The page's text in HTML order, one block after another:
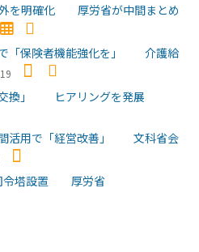
外を明確化 厚労省が中間まとめ
で「保険者機能強化を」 介護給
交換」 ヒアリングを発展
間活用で「経営改善」 文科省会
令塔設置 厚労省